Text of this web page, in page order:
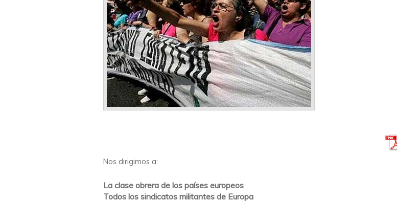
Nos dirigimos a:
La clase obrera de los países europeos
Todos los sindicatos militantes de Europa